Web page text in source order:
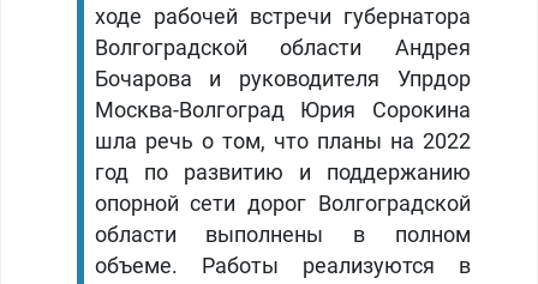
ходе рабочей встречи губернатора
Волгоградской области Андрея
Бочарова и руководителя Упрдор
Москва-Волгоград Юрия Сорокина
шла речь о том, что планы на 2022
год по развитию и поддержанию
опорной сети дорог Волгоградской
области выполнены в полном
объеме. Работы реализуются в